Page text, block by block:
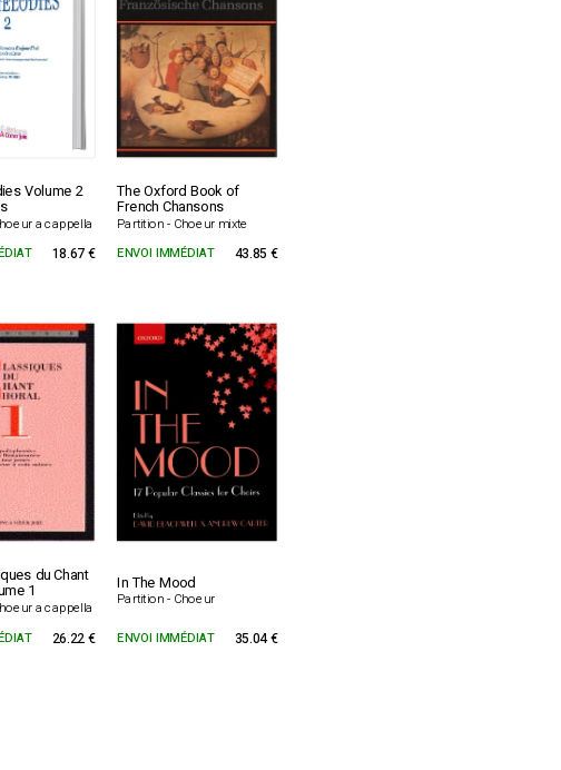
Volume 2
a cappella
The Oxford Book of
French Chansons
Partition - Choeur mixte
18.67 € ENVOI IMMÉDIAT 43.85 €
du Chant
1
a cappella
In The Mood
Partition - Choeur
26.22 € ENVOI IMMÉDIAT 35.04 €